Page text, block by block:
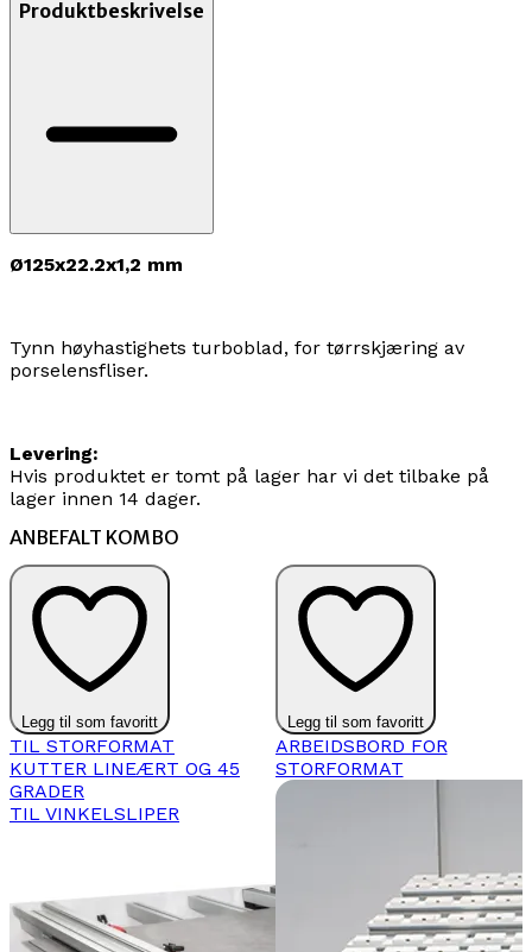
Produktbeskrivelse
Ø125x22.2x1,2 mm
Tynn høyhastighets turboblad, for tørrskjæring av
porselensfliser.
Levering:
Hvis produktet er tomt på lager har vi det tilbake på
lager innen 14 dager.
ANBEFALT KOMBO
Legg til som favoritt
TIL STORFORMAT
KUTTER LINEÆRT OG 45
GRADER
TIL VINKELSLIPER
Legg til som favoritt
ARBEIDSBORD FOR
STORFORMAT